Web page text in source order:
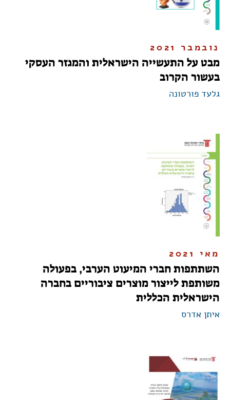
נובמבר 2021
מבט על התעשייה הישראלית והמגזר העסקי
בעשור הקרוב
גלעד פורטונה
מאי 2021
השתתפות חברי המיעוט הערבי, בפעולה
משותפת לייצור מוצרים ציבוריים בחברה
הישראלית הכללית
איתן אדרס